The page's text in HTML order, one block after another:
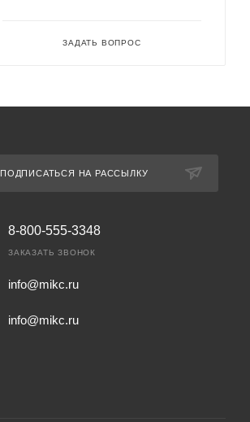
ЗАДАТЬ ВОПРОС
ПОДПИСАТЬСЯ НА РАССЫЛКУ
8-800-555-3348
ЗАКАЗАТЬ ЗВОНОК
info@mikc.ru
info@mikc.ru